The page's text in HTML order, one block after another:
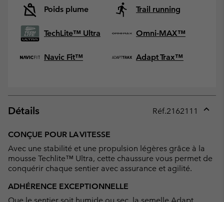
Poids plume Trail running
TechLite™ Ultra Omni-MAX™
Navic Fit™ Adapt Trax™
Détails Réf.2162111
CONÇUE POUR LA VITESSE
Avec une stabilité et une propulsion légères grâce à la
mousse Techlite™ Ultra, cette chaussure vous permet de
conquérir chaque sentier avec assurance et agilité.
ADHÉRENCE EXCEPTIONNELLE